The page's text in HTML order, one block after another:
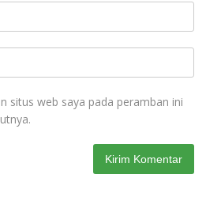
situs web saya pada peramban ini